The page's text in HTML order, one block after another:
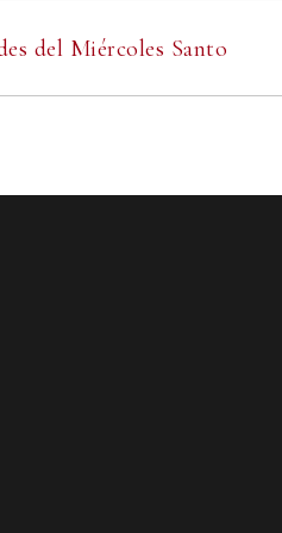
del Miércoles Santo